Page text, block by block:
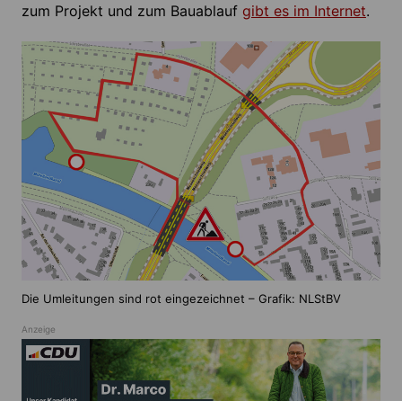
zum Projekt und zum Bauablauf gibt es im Internet.
Die Umleitungen sind rot eingezeichnet – Grafik: NLStBV
Anzeige